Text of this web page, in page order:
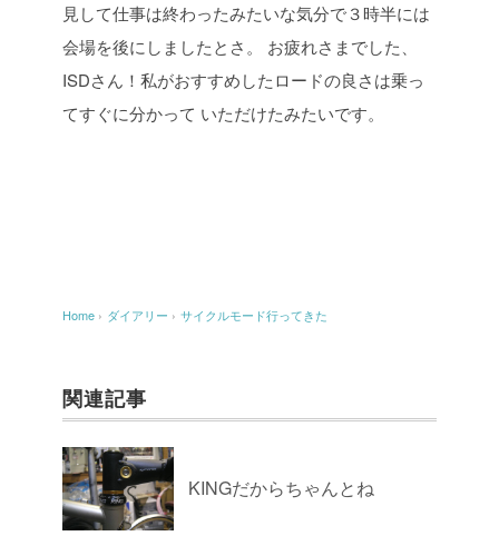
見して仕事は終わったみたいな気分で３時半には
会場を後にしましたとさ。
お疲れさまでした、
ISDさん！私がおすすめしたロードの良さは乗っ
てすぐに分かって いただけたみたいです。
Home › ダイアリー › サイクルモード行ってきた
関連記事
KINGだからちゃんとね